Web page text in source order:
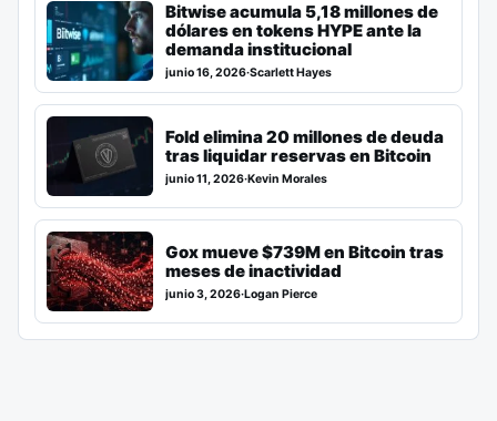
Bitwise acumula 5,18 millones de
dólares en tokens HYPE ante la
demanda institucional
junio 16, 2026·Scarlett Hayes
Fold elimina 20 millones de deuda
tras liquidar reservas en Bitcoin
junio 11, 2026·Kevin Morales
Gox mueve $739M en Bitcoin tras
meses de inactividad
junio 3, 2026·Logan Pierce